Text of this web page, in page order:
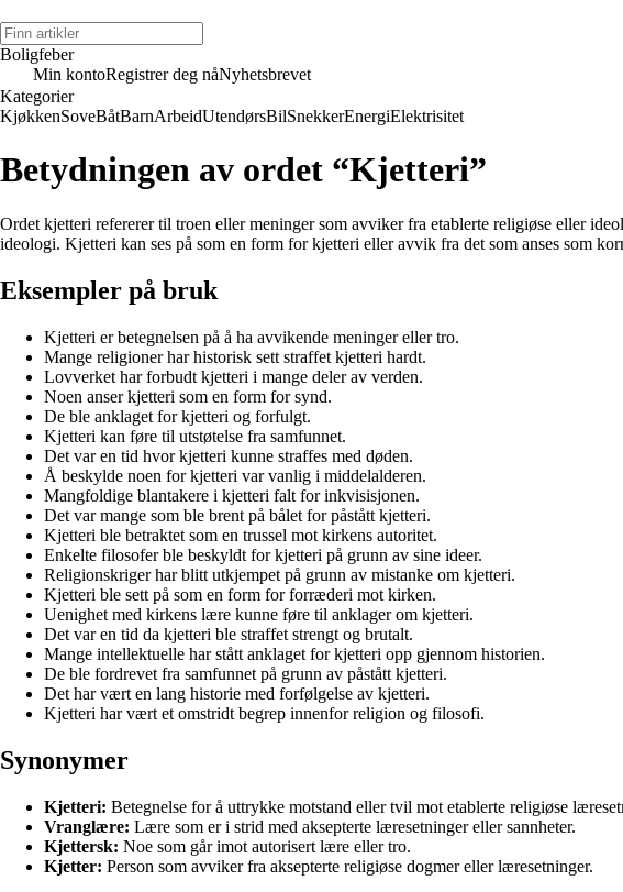
Boligfeber
Min kontoRegistrer deg nåNyhetsbrevet
Kategorier
KjøkkenSoveBåtBarnArbeidUtendørsBilSnekkerEnergiElektrisitet
Betydningen av ordet “Kjetteri”
Ordet kjetteri refererer til troen eller meninger som avviker fra etablerte religiøse eller
ideologi. Kjetteri kan ses på som en form for kjetteri eller avvik fra det som anses som
Eksempler på bruk
Kjetteri er betegnelsen på å ha avvikende meninger eller tro.
Mange religioner har historisk sett straffet kjetteri hardt.
Lovverket har forbudt kjetteri i mange deler av verden.
Noen anser kjetteri som en form for synd.
De ble anklaget for kjetteri og forfulgt.
Kjetteri kan føre til utstøtelse fra samfunnet.
Det var en tid hvor kjetteri kunne straffes med døden.
Å beskylde noen for kjetteri var vanlig i middelalderen.
Mangfoldige blantakere i kjetteri falt for inkvisisjonen.
Det var mange som ble brent på bålet for påstått kjetteri.
Kjetteri ble betraktet som en trussel mot kirkens autoritet.
Enkelte filosofer ble beskyldt for kjetteri på grunn av sine ideer.
Religionskriger har blitt utkjempet på grunn av mistanke om kjetteri.
Kjetteri ble sett på som en form for forræderi mot kirken.
Uenighet med kirkens lære kunne føre til anklager om kjetteri.
Det var en tid da kjetteri ble straffet strengt og brutalt.
Mange intellektuelle har stått anklaget for kjetteri opp gjennom historien.
De ble fordrevet fra samfunnet på grunn av påstått kjetteri.
Det har vært en lang historie med forfølgelse av kjetteri.
Kjetteri har vært et omstridt begrep innenfor religion og filosofi.
Synonymer
Kjetteri: Betegnelse for å uttrykke motstand eller tvil mot etablerte religiøse
Vranglære: Lære som er i strid med aksepterte læresetninger eller sannheter.
Kjettersk: Noe som går imot autorisert lære eller tro.
Kjetter: Person som avviker fra aksepterte religiøse dogmer eller læresetninger.